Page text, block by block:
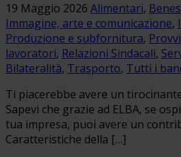
19 Maggio 2026 Alimentari,
Immagine, arte e comunicazione,
Produzione e subfornitura,
lavoratori, Relazioni Sindacali,
Bilateralità, Trasporto, Tutti i
Ti piacerebbe avere un
Sapevi che grazie ad ELBA, se
tua impresa, puoi avere un
Caratteristiche della […]